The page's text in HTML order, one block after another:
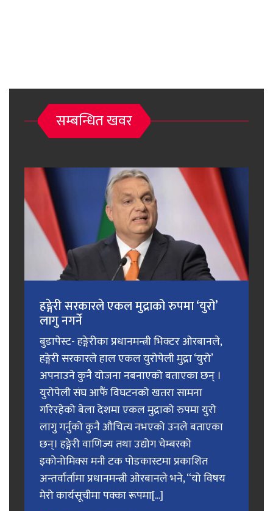
सम्बन्धित खवर
हङ्गेरी सरकारले एकल मुद्राको रुपमा ‘युरो’
लागु नगर्ने
बुडापेस्ट- हङ्गेरीका प्रधानमन्त्री भिक्टर ओरबानले,
हङ्गेरी सरकारले हाल एकल युरोपेली मुद्रा ‘युरो’
अपनाउने कुनै योजना नबनाएको बताएका छन् ।
युरोपेली संघ आफैं विघटनको खतरा सामना
गरिरहेको बेला देशमा एकल मुद्राको रुपमा युरो
लागु गर्नुको कुनै औचित्य नभएको उनले बताएका
छन्। हङ्गेरी वाणिज्य तथा उद्योग चेम्बरको
इकोनोमिक्स मनी टक पोडकास्टमा प्रकाशित
अन्तर्वार्तामा प्रधानमन्त्री ओरबानले भने, “यो विषय
मेरो कार्यसूचीमा पक्का रूपमा[...]